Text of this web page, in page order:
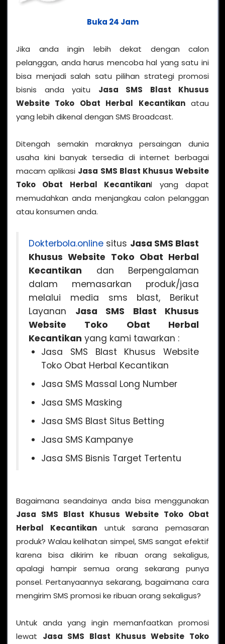
Buka 24 Jam
Jika anda ingin lebih dekat dengan calon
pelanggan, anda harus mencoba hal yang satu ini
bisa menjadi salah satu pilihan strategi promosi
bisnis anda yaitu Jasa SMS Blast Khusus
Website Toko Obat Herbal Kecantikanatau
yang lebih dikenal dengan SMS Broadcast.
Ditengah semakin maraknya persaingan dunia
usaha kini banyak tersedia di internet berbagai
macam aplikasi Jasa SMS Blast Khusus Website
Toko Obat Herbal Kecantikanl yang dapat
memudahkan anda menjangkau calon pelanggan
atau konsumen anda.
Dokterbola.online situs Jasa SMS Blast
Khusus Website Toko Obat Herbal
Kecantikan dan Berpengalaman
dalam memasarkan produk/jasa
melalui media sms blast, Berikut
Layanan Jasa SMS Blast Khusus
Website Toko Obat Herbal
Kecantikan yang kami tawarkan :
Jasa SMS Blast Khusus Website
Toko Obat Herbal Kecantikan
Jasa SMS Massal Long Number
Jasa SMS Masking
Jasa SMS Blast Situs Betting
Jasa SMS Kampanye
Jasa SMS Bisnis Target Tertentu
Bagaimana seandainya anda bisa menggunakan
Jasa SMS Blast Khusus Website Toko Obat
Herbal Kecantikan untuk sarana pemasaran
produk? Walau kelihatan simpel, SMS sangat efektif
karena bisa dikirim ke ribuan orang sekaligus,
apalagi hampir semua orang sekarang punya
ponsel. Pertanyaannya sekarang, bagaimana cara
mengirim SMS promosi ke ribuan orang sekaligus?
Untuk anda yang ingin memanfaatkan promosi
lewat Jasa SMS Blast Khusus Website Toko